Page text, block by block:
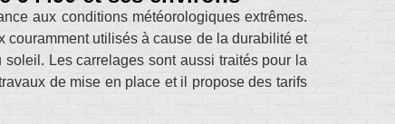
aux conditions météorologiques extrêmes.
couramment utilisés à cause de la durabilité et
Les carrelages sont aussi traités pour la
de mise en place et il propose des tarifs